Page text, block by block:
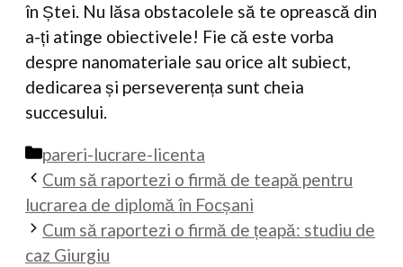
în Ștei. Nu lăsa obstacolele să te oprească din
a-ți atinge obiectivele! Fie că este vorba
despre nanomateriale sau orice alt subiect,
dedicarea și perseverența sunt cheia
succesului.
Categorii
pareri-lucrare-licenta
Cum să raportezi o firmă de teapă pentru
lucrarea de diplomă în Focșani
Cum să raportezi o firmă de țeapă: studiu de
caz Giurgiu